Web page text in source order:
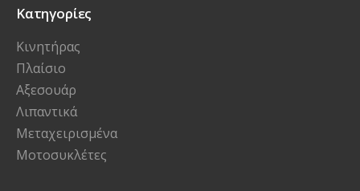
Κατηγορίες
Κινητήρας
Πλαίσιο
Αξεσουάρ
Λιπαντικά
Μεταχειρισμένα
Μοτοσυκλέτες